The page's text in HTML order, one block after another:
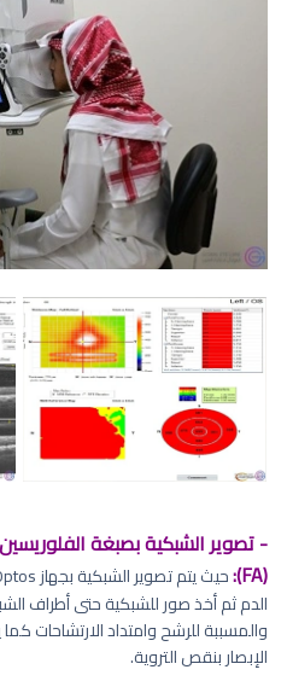
(FA):
الدم ثم أخذ صور للشبكية حتى أطراف
والمسببة للرشح وامتداد الارتشاحات
الإبصار بنقص التروية.